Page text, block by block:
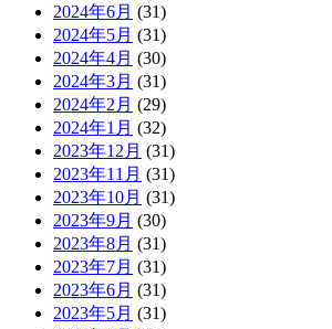
2024年6月 (31)
2024年5月 (31)
2024年4月 (30)
2024年3月 (31)
2024年2月 (29)
2024年1月 (32)
2023年12月 (31)
2023年11月 (31)
2023年10月 (31)
2023年9月 (30)
2023年8月 (31)
2023年7月 (31)
2023年6月 (31)
2023年5月 (31)